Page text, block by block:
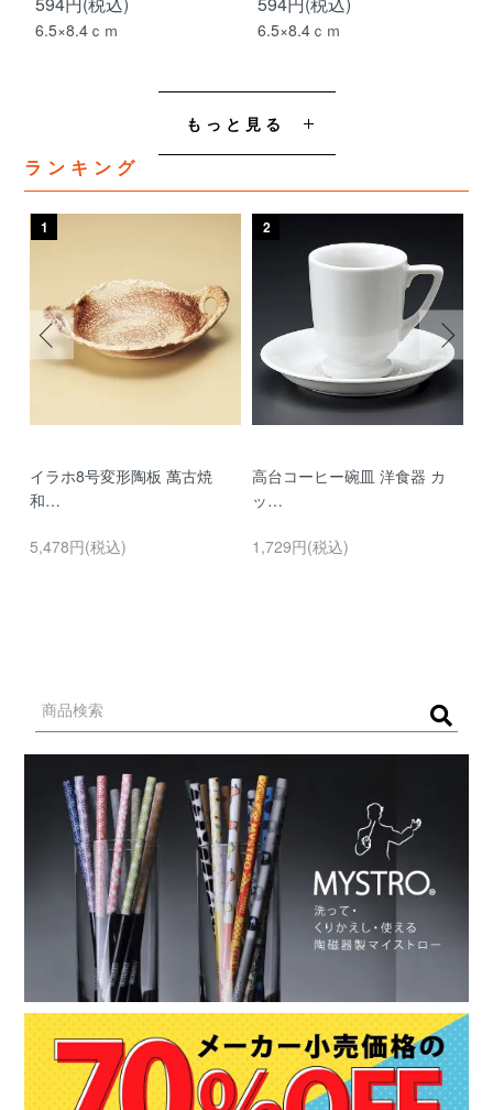
6.5×8.4ｃｍ 6.5×8.4ｃｍ
もっと見る
ランキング
1
イラホ8号変形陶板 萬古焼
和…
5,478円(税込)
2
高台コーヒー碗皿 洋食器 カ
ッ…
1,729円(税込)